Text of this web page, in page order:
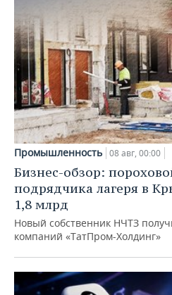
Промышленность 08 авг, 00:00
Бизнес-обзор:
подрядчика лагеря в
1,8 млрд
Новый собственник НЧТЗ
компаний «ТатПром-Холдинг»